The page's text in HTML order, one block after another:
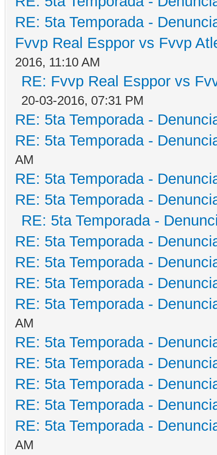
RE: 5ta Temporada -
Fvvp Real Esppor vs Fvvp
2016, 11:10 AM
RE: Fvvp Real Esppor vs
20-03-2016, 07:31 PM
RE: 5ta Temporada -
RE: 5ta Temporada -
AM
RE: 5ta Temporada -
RE: 5ta Temporada -
RE: 5ta Temporada -
RE: 5ta Temporada -
RE: 5ta Temporada -
RE: 5ta Temporada -
RE: 5ta Temporada -
AM
RE: 5ta Temporada -
RE: 5ta Temporada -
RE: 5ta Temporada -
RE: 5ta Temporada -
RE: 5ta Temporada -
AM